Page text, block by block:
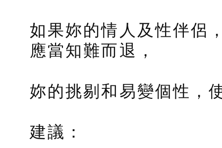
如果妳的情人及性伴侶
應當知難而退，
妳的挑剔和易變個性，
建議：